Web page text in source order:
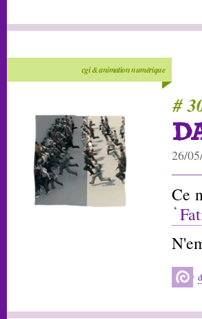
cgi & animation numérique
#
26/
Ce